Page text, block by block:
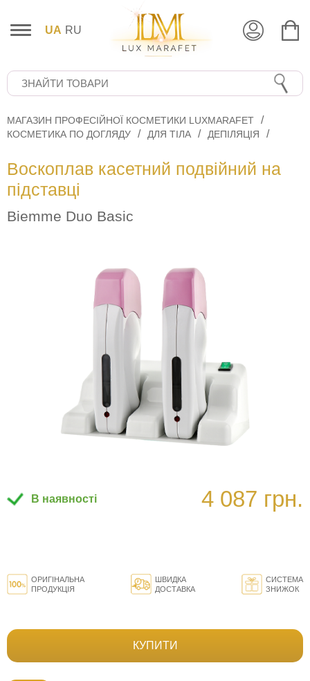
UA RU
МАГАЗИН ПРОФЕСІЙНОЇ КОСМЕТИКИ LUXMARAFET
КОСМЕТИКА ПО ДОГЛЯДУ
ДЛЯ ТІЛА ДЕПІЛЯЦІЯ
Воскоплав касетний подвійний на
підставці
Biemme Duo Basic
В наявності 4 087 грн.
ОРИГІНАЛЬНА
ПРОДУКЦІЯ
ШВИДКА
ДОСТАВКА
СИСТЕМА
ЗНИЖОК
КУПИТИ